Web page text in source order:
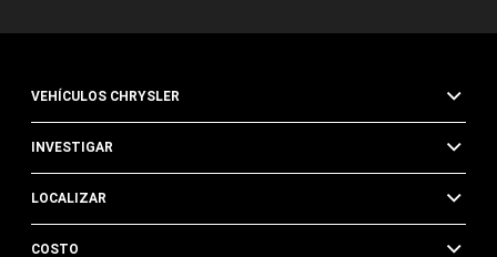
VEHÍCULOS CHRYSLER
INVESTIGAR
LOCALIZAR
COSTO